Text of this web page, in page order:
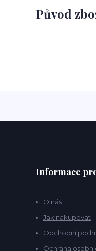
Původ
Informace
O nás
Jak nakupovat
Obchodní
Ochrana